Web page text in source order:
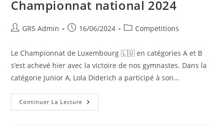
Championnat national 2024
GRS Admin 16/06/2024 Competitions
Le Championnat de Luxembourg 🇱🇺 en catégories A et B
s’est achevé hier avec la victoire de nos gymnastes. Dans la
catégorie Junior A, Lola Diderich a participé à son…
Continuer La Lecture